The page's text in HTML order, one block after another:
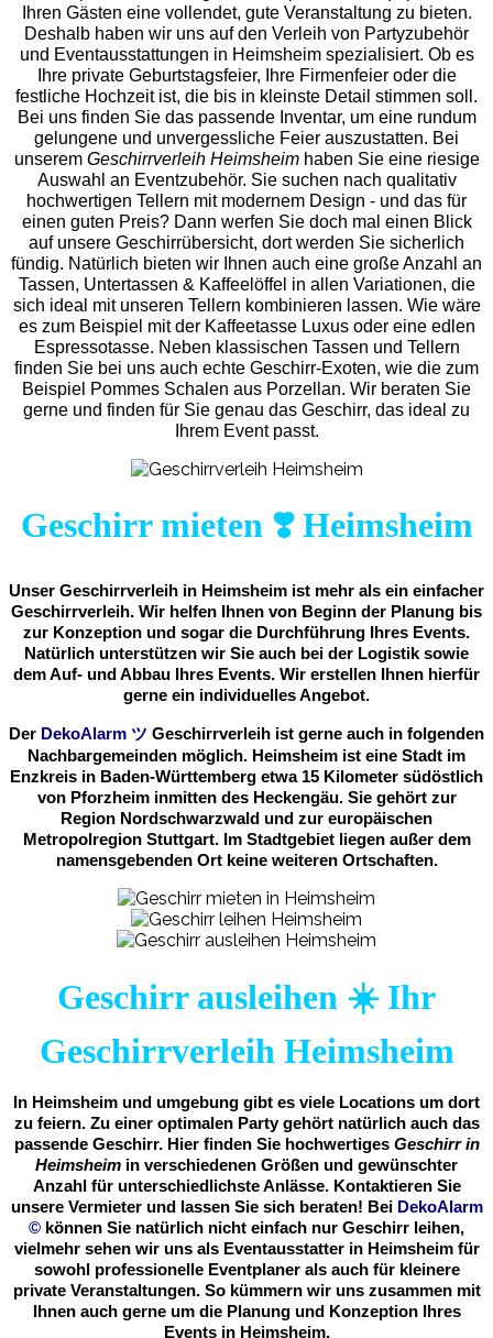
Ihren Gästen eine vollendet, gute Veranstaltung zu bieten.
Deshalb haben wir uns auf den Verleih von Partyzubehör
und Eventausstattungen in Heimsheim spezialisiert. Ob es
Ihre private Geburtstagsfeier, Ihre Firmenfeier oder die
festliche Hochzeit ist, die bis in kleinste Detail stimmen soll.
Bei uns finden Sie das passende Inventar, um eine rundum
gelungene und unvergess liche Feier auszustatten. Bei
unserem Geschirrverleih Heimsheimhaben Sie eine riesige
Auswahl an Eventzubehör. Sie suchen nach qualitativ
hochwertigen Tellern mit modernem Design - und das für
einen guten Preis? Dann werfen Sie doch mal einen Blick
auf unsere Geschirrübersicht, dort werden Sie sicherlich
fündig. Natürlich bieten wir Ihnen auch eine große Anzahl an
Tassen, Untertassen & Kaffeelöffel in allen Variationen, die
sich ideal mit unseren Tellern kombinieren lassen. Wie wäre
es zum Beispiel mit der Kaffeetasse Luxus oder eine edlen
Espressotasse. Neben klassischen Tassen und Tellern
finden Sie bei uns auch echte Geschirr-Exoten, wie die zum
Beispiel Pommes Schalen aus Porzellan. Wir beraten Sie
gerne und finden für Sie genau das Geschirr, das ideal zu
Ihrem Event passt.
Geschirr mieten ❣️ Heimsheim
Unser Geschirrverleih in Heimsheim ist mehr als ein einfacher
Geschirrverleih. Wir helfen Ihnen von Beginn der Planung bis
zur Konzeption und sogar die Durchführung Ihres Events.
Natürlich unterstützen wir Sie auch bei der Logistik sowie
dem Auf- und Abbau Ihres Events. Wir erstellen Ihnen hierfür
gerne ein individuelles Angebot.
Der DekoAlarm ツ Geschirrverleih ist gerne auch in folgenden
Nachbargemeinden möglich. Heimsheim ist eine Stadt im
Enzkreis in Baden-Württemberg etwa 15 Kilometer südöstlich
von Pforzheim inmitten des Heckengäu. Sie gehört zur
Region Nordschwarzwald und zur europäischen
Metropolregion Stuttgart. Im Stadtgebiet liegen außer dem
namensgebenden Ort keine weiteren Ortschaften.
Geschirr ausleihen ☀️ Ihr
Geschirrverleih Heimsheim
In Heimsheim und umgebung gibt es viele Locations um dort
zu feiern. Zu einer optimalen Party gehört natürlich auch das
passende Geschirr. Hier finden Sie hochwertiges Geschirr in
Heimsheim in verschiedenen Größen und gewünschter
Anzahl für unterschiedlichste Anlässe. Kontaktieren Sie
unsere Vermieter und lassen Sie sich beraten! Bei DekoAlarm
© können Sie natürlich nicht einfach nur Geschirr leihen,
vielmehr sehen wir uns als Eventausstatter in Heimsheim für
sowohl professionelle Eventplaner als auch für kleinere
private Veranstaltungen. So kümmern wir uns zusammen mit
Ihnen auch gerne um die Planung und Konzeption Ihres
Events in Heimsheim.